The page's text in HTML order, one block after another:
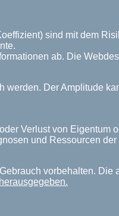
sind mit dem
ab. Die
werden. Der Amplitude
Verlust von Eigentum
und Ressourcen
vorbehalten. Die